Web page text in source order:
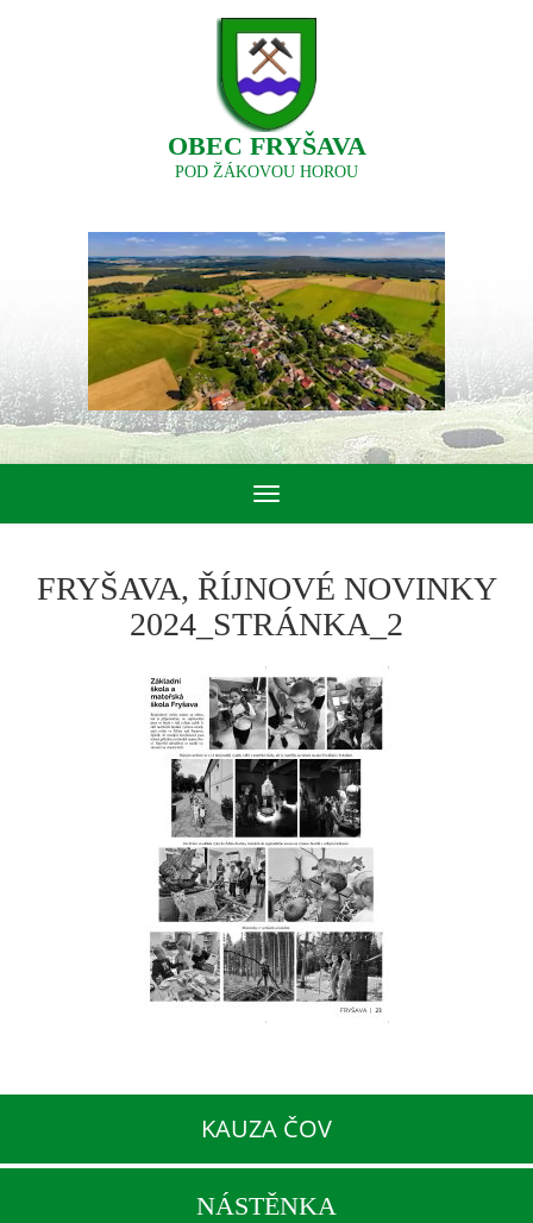
OBEC FRYŠAVA
POD ŽÁKOVOU HOROU
Toggle
navigation
FRYŠAVA, ŘÍJNOVÉ NOVINKY
2024_STRÁNKA_2
KAUZA ČOV
NÁSTĚNKA